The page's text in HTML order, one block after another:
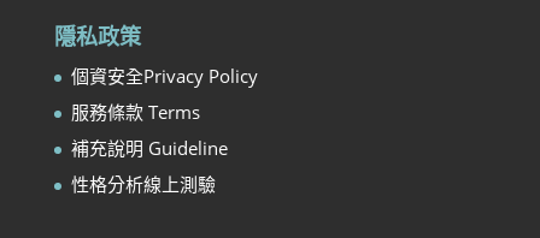
隱私政策
個資安全Privacy Policy
服務條款 Terms
補充說明 Guideline
性格分析線上測驗